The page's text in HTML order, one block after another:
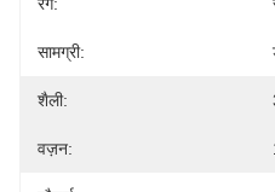
सामग्री:
शैली:
वज़न: